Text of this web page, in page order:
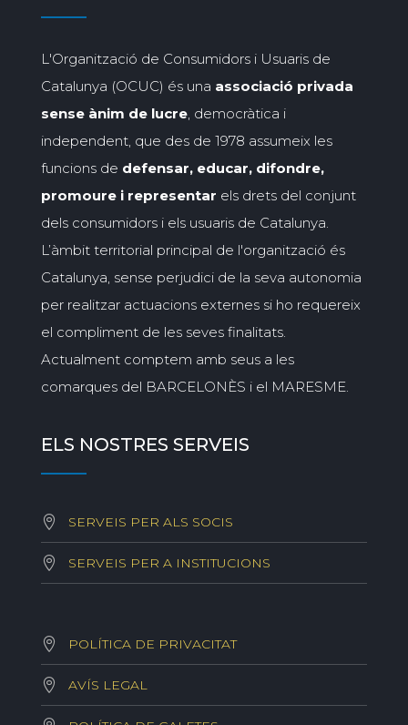
L'Organització de Consumidors i Usuaris de
Catalunya (OCUC) és una associació privada
sense ànim de lucre, democràtica i
independent, que des de 1978 assumeix les
funcions de defensar, educar, difondre,
promoure i representar els drets del conjunt
dels consumidors i els usuaris de Catalunya.
L’àmbit territorial principal de l'organització és
Catalunya, sense perjudici de la seva autonomia
per realitzar actuacions externes si ho requereix
el compliment de les seves finalitats.
Actualment comptem amb seus a les
comarques del BARCELONÈS i el MARESME.
ELS NOSTRES SERVEIS
SERVEIS PER ALS SOCIS
SERVEIS PER A INSTITUCIONS
POLÍTICA DE PRIVACITAT
AVÍS LEGAL